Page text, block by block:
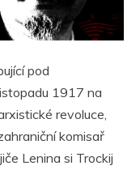
pod
1917 na
revoluce,
komisař
Lenina si Trockij